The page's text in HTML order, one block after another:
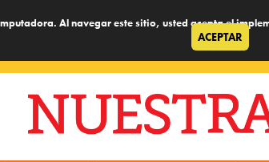
Al navegar este sitio, usted acepta el
ACEPTAR